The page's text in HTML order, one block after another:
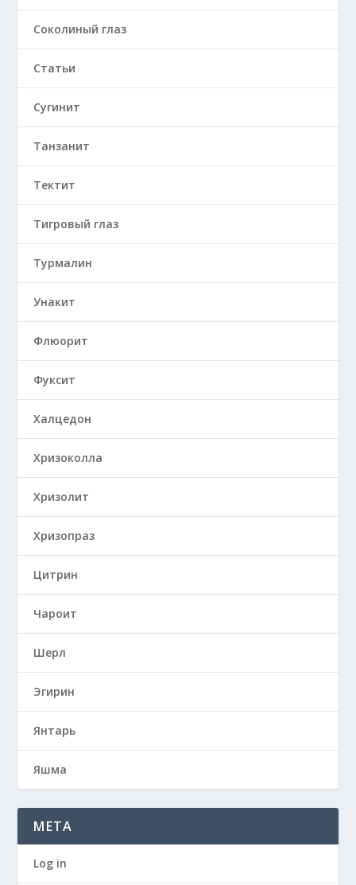
Соколиный глаз
Статьи
Сугинит
Танзанит
Тектит
Тигровый глаз
Турмалин
Унакит
Флюорит
Фуксит
Халцедон
Хризоколла
Хризолит
Хризопраз
Цитрин
Чароит
Шерл
Эгирин
Янтарь
Яшма
META
Log in